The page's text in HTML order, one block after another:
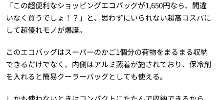
「この超便利なショッピングエコバッグが1,650円なら、間違
いなく買うでしょ！？」と、思わずにいられない超高コスパに
して超優れモノが爆誕。
このエコバッグはスーパーのかご1個分の荷物をまるまる収納
できるだけでなく、内側はアルミ蒸着が施されており、保冷剤
を入れると簡易クーラーバッグとしても使える。